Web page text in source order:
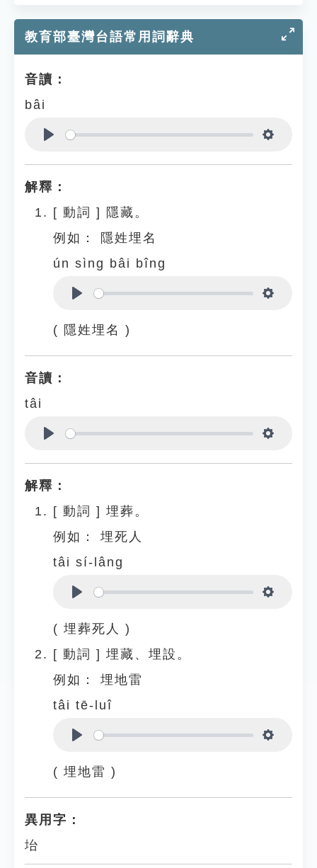
教育部臺灣台語常用詞辭典
音讀：
bâi
解釋：
[ 動詞 ]
隱藏。
例如：
隱姓埋名
ún sìng bâi bîng
( 隱姓埋名 )
音讀：
tâi
解釋：
[ 動詞 ] 埋葬。
例如：
埋死人
tâi sí-lâng
( 埋葬死人 )
[ 動詞 ] 埋藏、埋設。
例如：
埋地雷
tâi tē-luî
( 埋地雷 )
異用字：
坮